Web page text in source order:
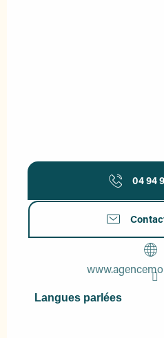
04 94
Langues parlées
Langues parlées